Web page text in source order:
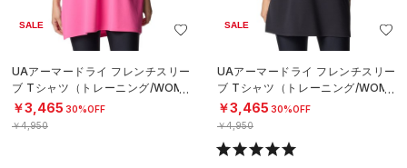
SALE
UAアーマードライ フレンチスリー
ブ Tシャツ（トレーニング/WOME
N）
￥3,465 30%OFF
￥4,950
SALE
UAアーマードライ フレンチスリー
ブ Tシャツ（トレーニング/WOME
N）
￥3,465 30%OFF
￥4,950